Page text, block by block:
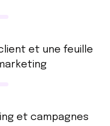
et une feuille
et campagnes